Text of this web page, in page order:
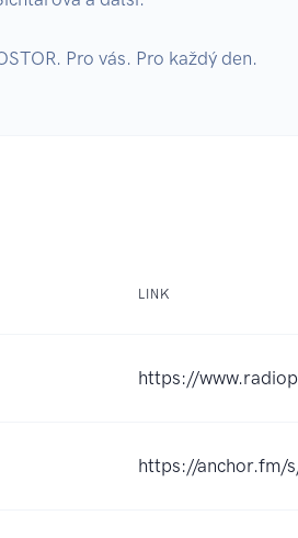
Pro vás. Pro každý den.
LINK
https://
https://anchor.fm/